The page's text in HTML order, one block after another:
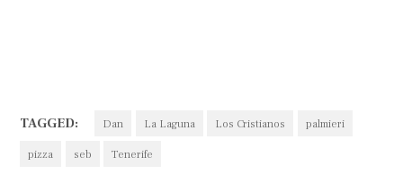
TAGGED: Dan La Laguna Los Cristianos palmieri
pizza seb Tenerife